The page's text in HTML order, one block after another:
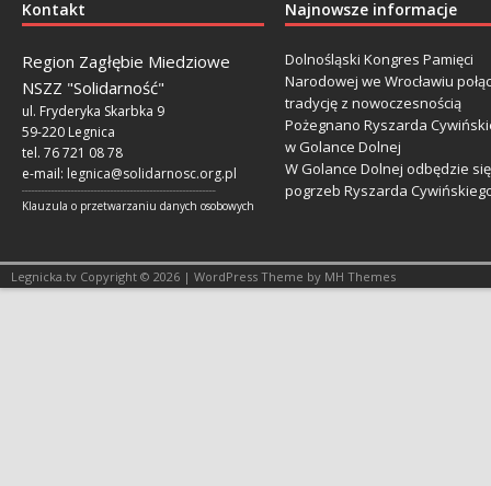
Kontakt
Region Zagłębie Miedziowe
NSZZ "Solidarność"
ul. Fryderyka Skarbka 9
59-220 Legnica
tel. 76 721 08 78
e-mail: legnica@solidarnosc.org.pl
Klauzula o przetwarzaniu danych osobowych
Najnowsze informacje
Dolnośląski Kongres Pamięci
Narodowej we Wrocławiu
tradycję z nowoczesnością
Pożegnano Ryszarda
w Golance Dolnej
W Golance Dolnej odbędzie się
pogrzeb Ryszarda
Legnicka.tv Copyright © 2026 | WordPress Theme by MH Themes